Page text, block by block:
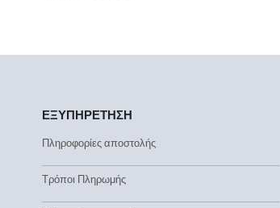
ΕΞΥΠΗΡΕΤΗΣΗ
Πληροφορίες αποστολής
Τρόποι Πληρωμής